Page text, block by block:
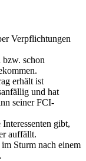
Verpflichtungen
schon
erhält ist
und hat
seiner FCI-
gibt,
auffällt.
Sturm nach einem